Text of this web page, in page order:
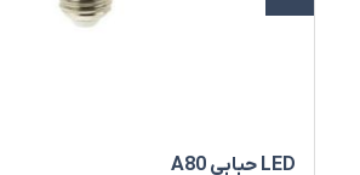
LED حبابی A80